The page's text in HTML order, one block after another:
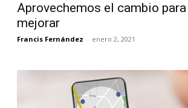
Aprovechemos el cambio para
mejorar
Francis Fernández - enero 2, 2021